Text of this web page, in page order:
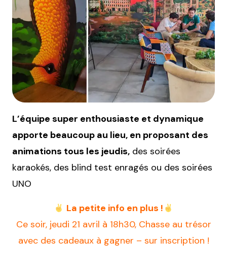
L’équipe super enthousiaste et dynamique
apporte beaucoup au lieu, en proposant des
animations tous les jeudis, des soirées
karaokés, des blind test enragés ou des soirées
UNO
La petite info en plus !
Ce soir, jeudi 21 avril à 18h30, Chasse au trésor
avec des cadeaux à gagner – sur inscription !